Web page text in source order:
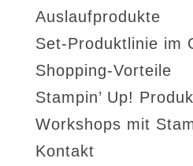
Auslaufprodukte
Set-Produktlinie im
Shopping-Vorteile
Stampin’ Up!
Workshops mit
Kontakt